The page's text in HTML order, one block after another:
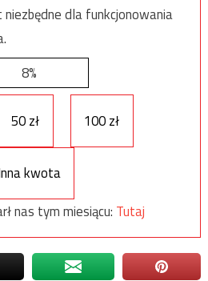
dla funkcjonowania
8%
50 zł 100 zł
kwota
nas tym miesiącu: Tutaj